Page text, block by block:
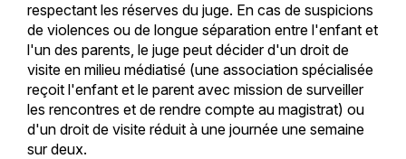
respectant les réserves du juge. En cas de suspicions
de violences ou de longue séparation entre l'enfant et
l'un des parents, le juge peut décider d'un droit de
visite en milieu médiatisé (une association spécialisée
reçoit l'enfant et le parent avec mission de surveiller
les rencontres et de rendre compte au magistrat) ou
d'un droit de visite réduit à une journée une semaine
sur deux.